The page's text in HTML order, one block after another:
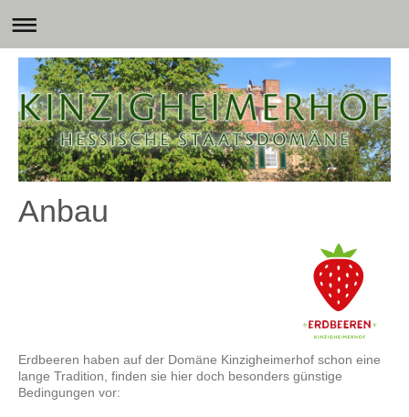
Anbau
Erdbeeren haben auf der Domäne Kinzigheimerhof schon eine
lange Tradition, finden sie hier doch besonders günstige
Bedingungen vor: